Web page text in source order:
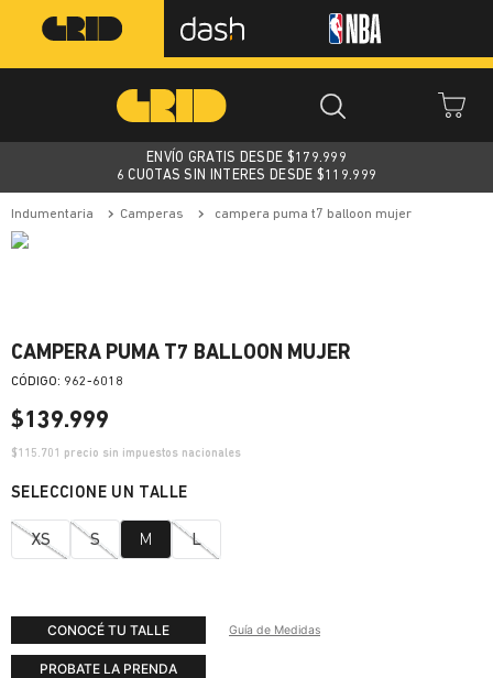
ENVÍO GRATIS DESDE $179.999
6 CUOTAS SIN INTERES DESDE $119.999
indumentaria camperas campera puma t7 balloon mujer
CAMPERA PUMA T7 BALLOON MUJER
: 962-6018
$139.999
$115.701 precio sin impuestos nacionales
XS S M L
CONOCÉ TU TALLE Guía de Medidas
PROBATE LA PRENDA